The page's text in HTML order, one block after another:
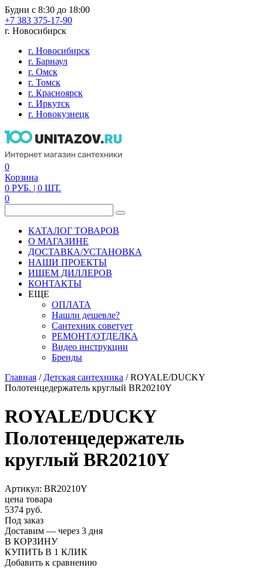
Будни с 8:30 до 18:00
+7 383 375-17-90
г. Новосибирск
г. Новосибирск
г. Барнаул
г. Омск
г. Томск
г. Красноярск
г. Иркутск
г. Новокузнецк
0
Корзина
0 РУБ. | 0 ШТ.
0
КАТАЛОГ ТОВАРОВ
О МАГАЗИНЕ
ДОСТАВКА/УСТАНОВКА
НАШИ ПРОЕКТЫ
ИЩЕМ ДИЛЛЕРОВ
КОНТАКТЫ
ЕЩЕ
ОПЛАТА
Нашли дешевле?
Сантехник советует
РЕМОНТ/ОТДЕЛКА
Видео инструкции
Бренды
Главная / Детская сантехника /ROYALE/DUCKY
Полотенцедержатель круглый BR20210Y
ROYALE/DUCKY
Полотенцедержатель
круглый BR20210Y
Артикул: BR20210Y
цена товара
5374 руб.
Под заказ
Доставим — через 3 дня
В КОРЗИНУ
КУПИТЬ В 1 КЛИК
Добавить к сравнению